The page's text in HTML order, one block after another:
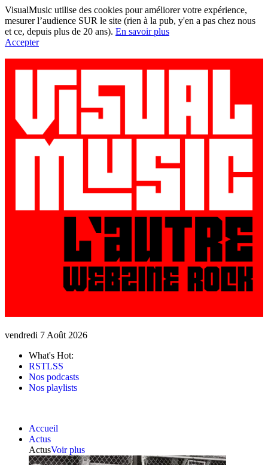
VisualMusic utilise des cookies pour améliorer votre expérience,
mesurer l’audience SUR le site (rien à la pub, y'en a pas chez nous
et ce, depuis plus de 20 ans). En savoir plus
Accepter
vendredi 7 Août 2026
What's Hot:
RSTLSS
Nos podcasts
Nos playlists
Accueil
Actus
ActusVoir plus